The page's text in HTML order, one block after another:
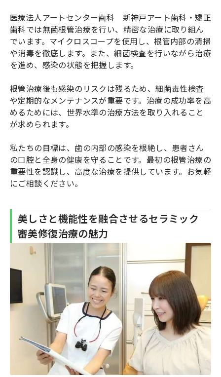
医療法人アートセンター歯科 新神戸アート歯科・矯正
歯科では無菌根管治療を行い、精密な治療に取り組ん
でいます。マイクロスコープを使用し、根管内部の清掃
や消毒を徹底します。また、細菌検査を行いながら治療
を進め、感染の状態を把握します。
根管治療後も感染のリスクは残るため、細菌毒性検査
や定期的なメンテナンスが重要です。治療の成功率を高
めるためには、世界水準の治療方法を取り入れること
が求められます。
私たちの目標は、歯の内部の感染を根絶し、患者さん
の口腔と全身の健康を守ることです。最初の根管治療の
重要性を認識し、高度な治療を提供しています。お気軽
にご相談ください。
美しさと機能性を融合させるセラミック
審美修復治療の魅力